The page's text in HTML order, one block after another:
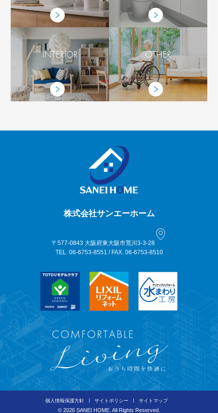
INTERIOR OTHER
株式会社サンエーホーム
〒577-0843 大阪府東大阪市荒川3-3-28
TEL. 06-6753-8551 / FAX. 06-6753-8510
個人情報保護方針 サイトポリシー サイトマップ
© 2026 SANEI HOME. All Rights Reserved.